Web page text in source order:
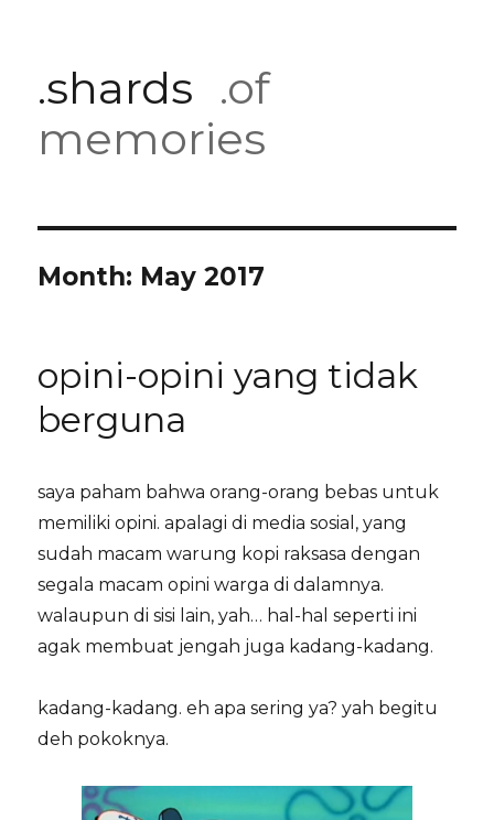
.shards .of
memories
Month: May 2017
opini-opini yang tidak
berguna
saya paham bahwa orang-orang bebas untuk
memiliki opini. apalagi di media sosial, yang
sudah macam warung kopi raksasa dengan
segala macam opini warga di dalamnya.
walaupun di sisi lain, yah… hal-hal seperti ini
agak membuat jengah juga kadang-kadang.
kadang-kadang. eh apa sering ya? yah begitu
deh pokoknya.